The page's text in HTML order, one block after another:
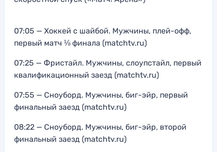
07:05 — Хоккей с шайбой. Мужчины, плей-офф,
первый матч ⅛ финала (matchtv.ru)
07:25 — Фристайл. Мужчины, слоупстайл, первый
квалификационный заезд (matchtv.ru)
07:55 — Сноуборд. Мужчины, биг-эйр, первый
финальный заезд (matchtv.ru)
08:22 — Сноуборд. Мужчины, биг-эйр, второй
финальный заезд (matchtv.ru)